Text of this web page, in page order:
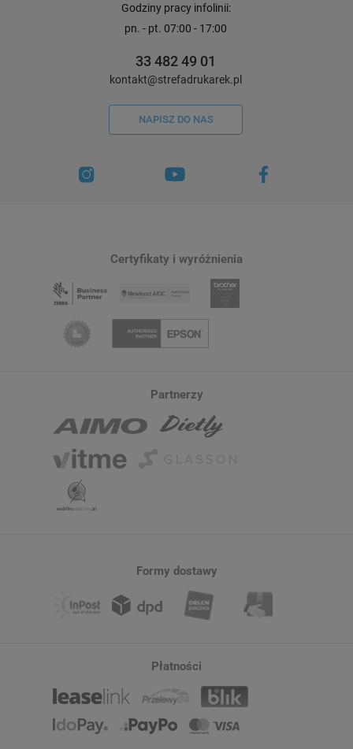
Godziny pracy infolinii:
pn. - pt. 07:00 - 17:00
33 482 49 01
kontakt@strefadrukarek.pl
NAPISZ DO NAS
Certyfikaty i wyróżnienia
Partnerzy
Formy dostawy
Płatności